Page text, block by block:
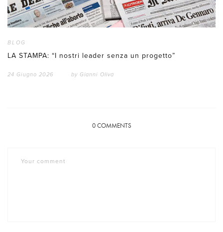
BLOG
LA STAMPA: “I nostri leader senza un progetto”
24 Giugno 2026 by Gianni Oliva
0COMMENTS